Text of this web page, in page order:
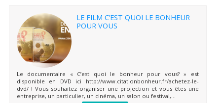
LE FILM C’EST QUOI LE BONHEUR
POUR VOUS
Le documentaire « C’est quoi le bonheur pour vous? » est
disponible en DVD ici http://www.citationbonheur.fr/achetez-le-
dvd/ ! Vous souhaitez organiser une projection et vous êtes une
entreprise, un particulier, un cinéma, un salon ou festival,...